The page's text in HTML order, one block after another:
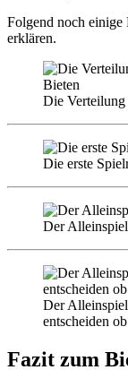
Folgend noch
erklären.
Die
Die erste
Der
Der
entscheiden
Fazit zum